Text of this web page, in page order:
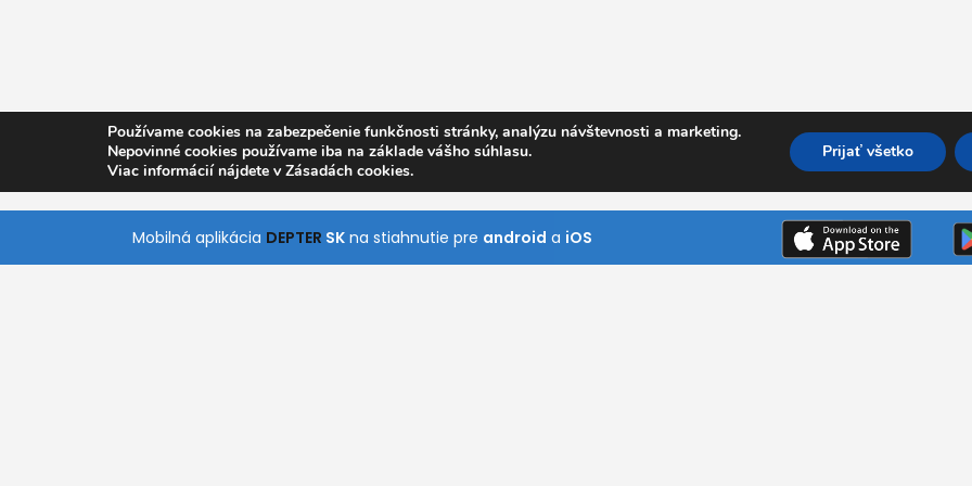
Mobilná aplikácia DEPTER SK na stiahnutie pre android a iOS
Používame cookies na zabezpečenie funkčnosti stránky, analýzu návštevnosti a marketing.
Nepovinné cookies používame iba na základe vášho súhlasu.
Viac informácií nájdete v Zásadách cookies.
Prijať všetko